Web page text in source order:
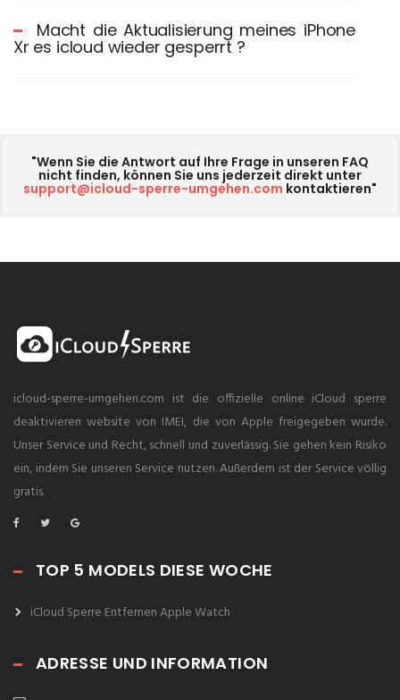
Macht die Aktualisierung meines iPhone
Xr es icloud wieder gesperrt ?
"Wenn Sie die Antwort auf Ihre Frage in unseren FAQ
nicht finden, können Sie uns jederzeit direkt unter
support@icloud-sperre-umgehen.com kontaktieren"
icloud-sperre-umgehen.com ist die offizielle online iCloud sperre
deaktivieren website von IMEI, die von Apple freigegeben wurde.
Unser Service und Recht, schnell und zuverlässig. Sie gehen kein Risiko
ein, indem Sie unseren Service nutzen. Außerdem ist der Service völlig
gratis.
TOP 5 MODELS DIESE WOCHE
iCloud Sperre Entfernen Apple Watch
ADRESSE UND INFORMATION